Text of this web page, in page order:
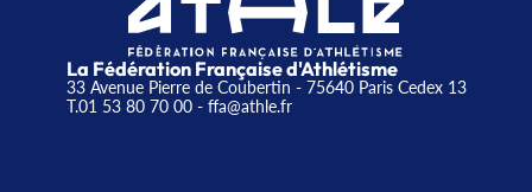
La Fédération Française d'Athlétisme
33 Avenue Pierre de Coubertin - 75640 Paris Cedex 13
T.01 53 80 70 00- ffa@athle.fr